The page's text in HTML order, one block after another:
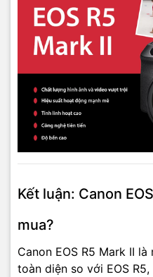
Kết luận: Canon
mua?
Canon EOS R5 Mark II
toàn diện so với EOS